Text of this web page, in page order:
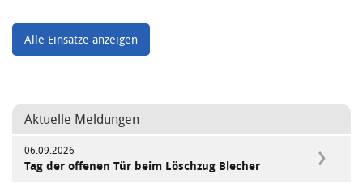
Alle Einsätze anzeigen
Aktuelle Meldungen
06.09.2026
Tag der offenen Tür beim Löschzug Blecher